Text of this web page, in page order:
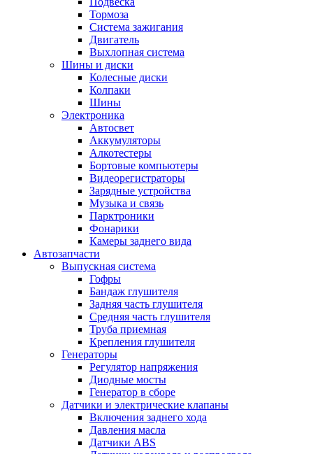
Тормоза
Система зажигания
Двигатель
Выхлопная система
Шины и диски
Колесные диски
Колпаки
Шины
Электроника
Автосвет
Аккумуляторы
Алкотестеры
Бортовые компьютеры
Видеорегистраторы
Зарядные устройства
Музыка и связь
Парктроники
Фонарики
Камеры заднего вида
Автозапчасти
Выпускная система
Гофры
Бандаж глушителя
Задняя часть глушителя
Средняя часть глушителя
Труба приемная
Крепления глушителя
Генераторы
Регулятор напряжения
Диодные мосты
Генератор в сборе
Датчики и электрические клапаны
Включения заднего хода
Давления масла
Датчики ABS